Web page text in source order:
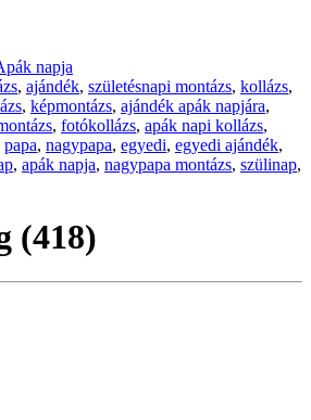
napja
, ajándék, születésnapi montázs, kollázs,
, képmontázs, ajándék apák napjára,
, fotókollázs, apák napi kollázs,
papa, nagypapa, egyedi, egyedi ajándék,
, apák napja, nagypapa montázs, szülinap,
(418)